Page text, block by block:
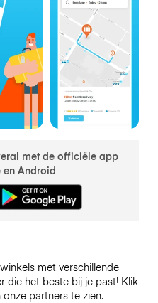
met de officiële app
en Android
met verschillende
die het beste bij je past! Klik
partners te zien.